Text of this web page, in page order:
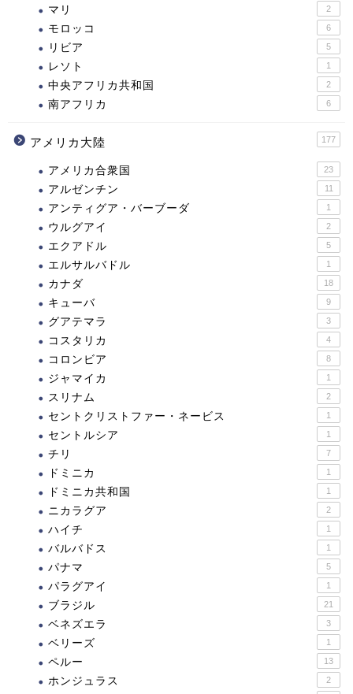
マリ 2
モロッコ 6
リビア 5
レソト 1
中央アフリカ共和国 2
南アフリカ 6
アメリカ大陸 177
アメリカ合衆国 23
アルゼンチン 11
アンティグア・バーブーダ 1
ウルグアイ 2
エクアドル 5
エルサルバドル 1
カナダ 18
キューバ 9
グアテマラ 3
コスタリカ 4
コロンビア 8
ジャマイカ 1
スリナム 2
セントクリストファー・ネービス 1
セントルシア 1
チリ 7
ドミニカ 1
ドミニカ共和国 1
ニカラグア 2
ハイチ 1
バルバドス 1
パナマ 5
パラグアイ 1
ブラジル 21
ベネズエラ 3
ベリーズ 1
ペルー 13
ホンジュラス 2